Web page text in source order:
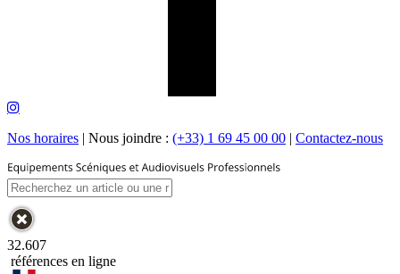
Nos horaires | Nous joindre : (+33) 1 69 45 00 00 | Contactez-nous
32.607
références en ligne